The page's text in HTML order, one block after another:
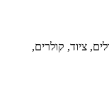
ציוד, קולרים,